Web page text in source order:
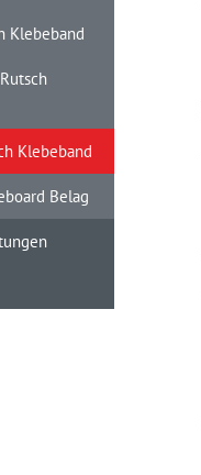
Klebeband
Klebeband
Belag